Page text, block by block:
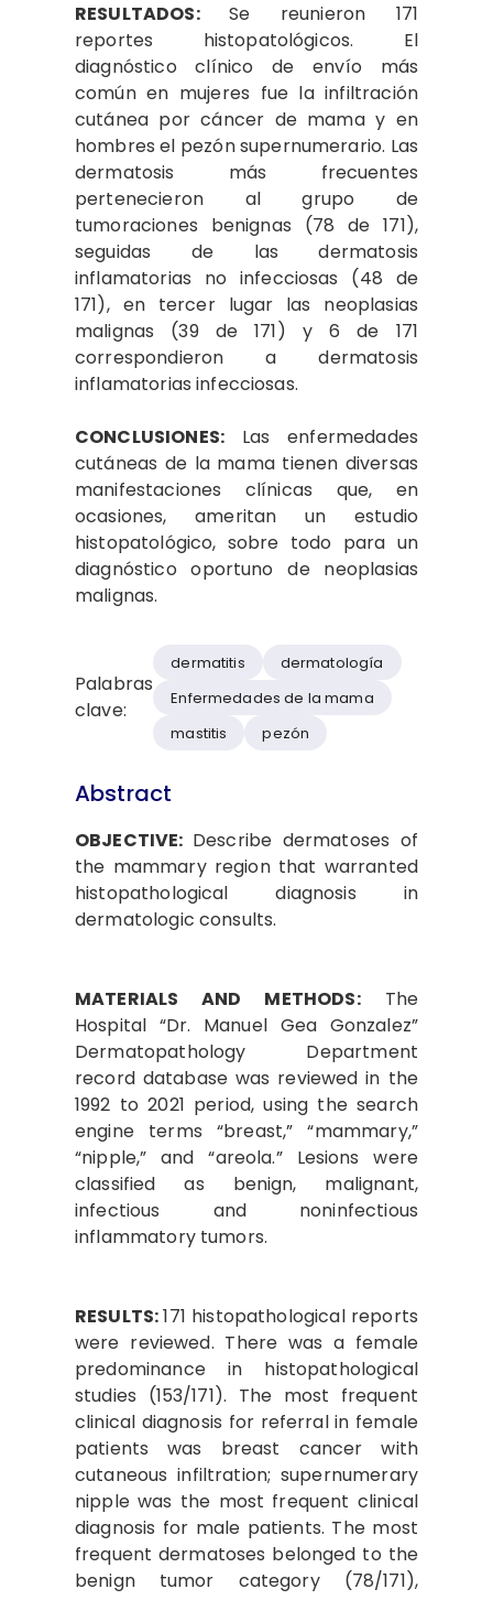
RESULTADOS:Se reunieron 171
reportes histopatológicos. El
diagnóstico clínico de envío más
común en mujeres fue la infiltración
cutánea por cáncer de mama y en
hombres el pezón supernumerario. Las
dermatosis más frecuentes
pertenecieron al grupo de
tumoraciones benignas (78 de 171),
seguidas de las dermatosis
inflamatorias no infecciosas (48 de
171), en tercer lugar las neoplasias
malignas (39 de 171) y 6 de 171
correspondieron a dermatosis
inflamatorias infecciosas.
CONCLUSIONES:Las enfermedades
cutáneas de la mama tienen diversas
manifestaciones clínicas que, en
ocasiones, ameritan un estudio
histopatológico, sobre todo para un
diagnóstico oportuno de neoplasias
malignas.
Palabras
clave:
dermatitis
dermatología
Enfermedades de la mama
mastitis
pezón
Abstract
OBJECTIVE: Describe dermatoses of
the mammary region that warranted
histopathological diagnosis in
dermatologic consults.
MATERIALS AND METHODS:The
Hospital “Dr. Manuel Gea Gonzalez”
Dermatopathology Department
record database was reviewed in the
1992 to 2021 period, using the search
engine terms “breast,” “mammary,”
“nipple,” and “areola.” Lesions were
classified as benign, malignant,
infectious and noninfectious
inflammatory tumors.
RESULTS:171 histopathological reports
were reviewed. There was a female
predominance in histopathological
studies (153/171). The most frequent
clinical diagnosis for referral in female
patients was breast cancer with
cutaneous infiltration; supernumerary
nipple was the most frequent clinical
diagnosis for male patients. The most
frequent dermatoses belonged to the
benign tumor category (78/171),